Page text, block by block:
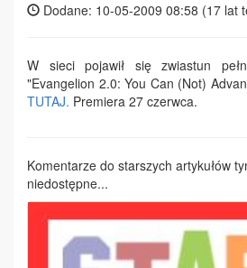
Dodane: 10-05-2009 08:58 (17 lat
W sieci pojawił się zwiastun
"Evangelion 2.0: You Can (Not)
TUTAJ. Premiera 27 czerwca.
Komentarze do starszych artykułów
niedostępne...